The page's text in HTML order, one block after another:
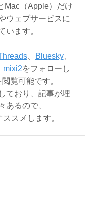
Mac（Apple）だけ
ウェブサービスに
います。
、 Bluesky、
mixi2をフォローし
覧可能です。
ており、記事が埋
あるので、
スメします。